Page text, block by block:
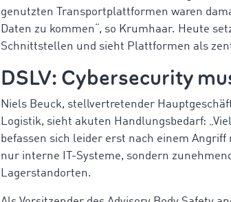
genutzten Transportplattformen waren
Daten zu kommen“, so Krumhaar. Heute
Schnittstellen und sieht Plattformen als
DSLV: Cybersecurity
Niels Beuck, stellvertretender
Logistik, sieht akuten Handlungsbedarf:
befassen sich leider erst nach einem
nur interne IT-Systeme, sondern
Lagerstandorten.